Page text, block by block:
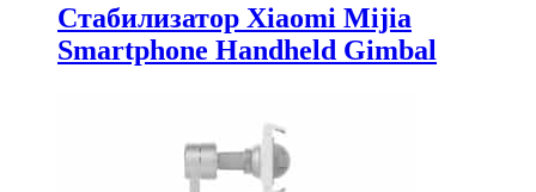
Стабилизатор Xiaomi Mijia
Smartphone Handheld Gimbal